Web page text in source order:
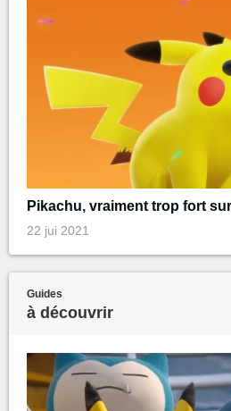
Pikachu, vraiment trop fort
22 jui 2021
Guides
à découvrir